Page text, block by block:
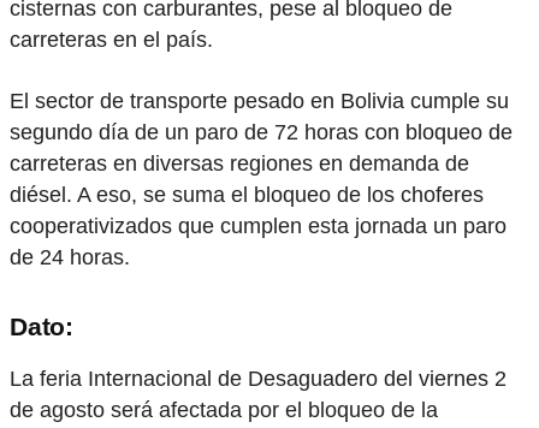
cisternas con carburantes, pese al bloqueo de
carreteras en el país.
El sector de transporte pesado en Bolivia cumple su
segundo día de un paro de 72 horas con bloqueo de
carreteras en diversas regiones en demanda de
diésel. A eso, se suma el bloqueo de los choferes
cooperativizados que cumplen esta jornada un paro
de 24 horas.
Dato:
La feria Internacional de Desaguadero del viernes 2
de agosto será afectada por el bloqueo de la